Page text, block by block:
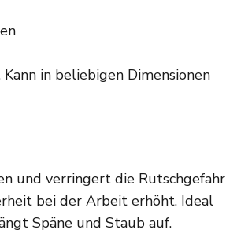
in beliebigen Dimensionen
und verringert die Rutschgefahr
bei der Arbeit erhöht. Ideal
Späne und Staub auf.